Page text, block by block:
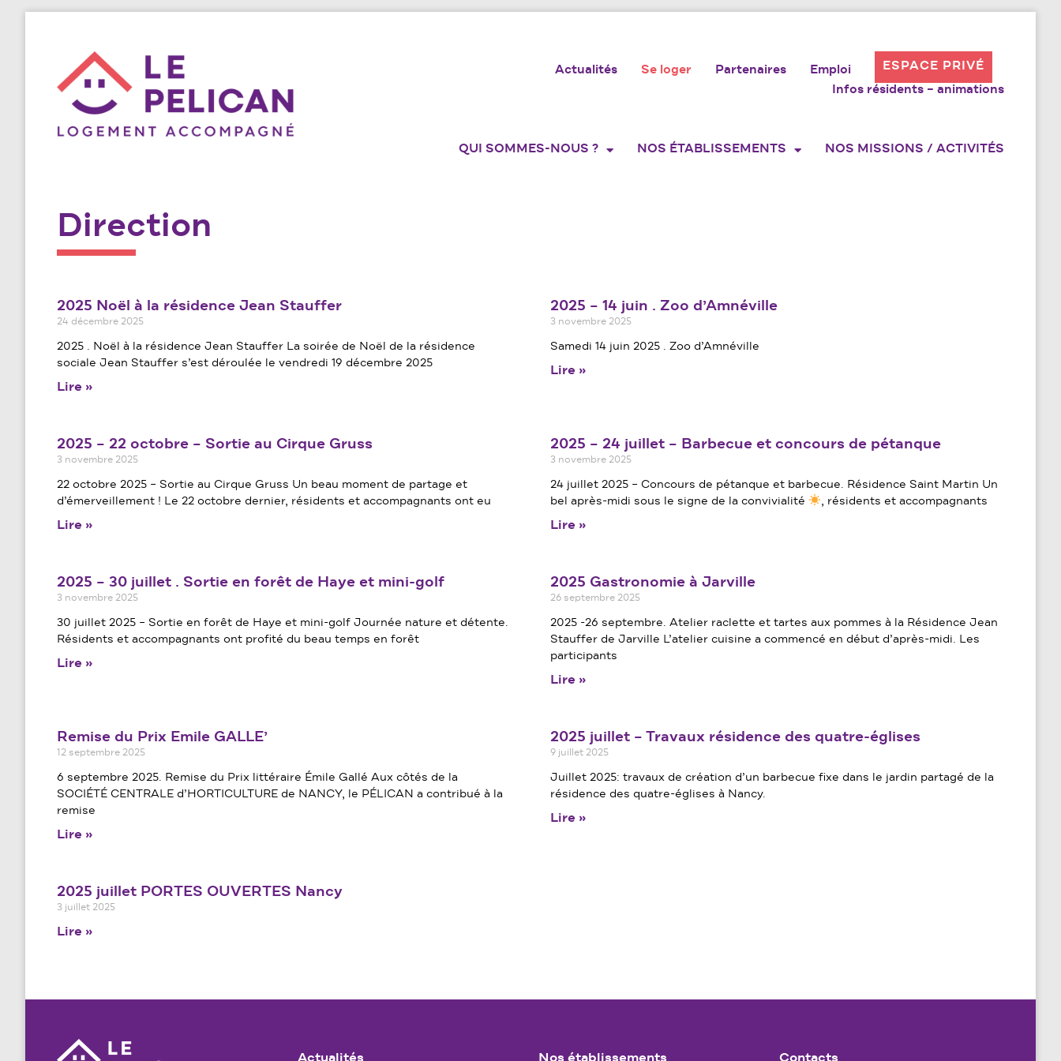
Actualités Se loger Partenaires Emploi
ESPACE PRIVÉ
Infos résidents – animations
QUI SOMMES-NOUS ? NOS ÉTABLISSEMENTS NOS MISSIONS / ACTIVITÉS
Direction
2025 Noël à la résidence Jean Stauffer
24 décembre 2025
2025 . Noël à la résidence Jean Stauffer La soirée de Noël de la résidence
sociale Jean Stauffer s’est déroulée le vendredi 19 décembre 2025
Lire »
2025 – 14 juin . Zoo d’Amnéville
3 novembre 2025
Samedi 14 juin 2025 . Zoo d’Amnéville
Lire »
2025 – 22 octobre – Sortie au Cirque Gruss
3 novembre 2025
22 octobre 2025 – Sortie au Cirque Gruss Un beau moment de partage et
d’émerveillement ! Le 22 octobre dernier, résidents et accompagnants ont eu
Lire »
2025 – 24 juillet – Barbecue et concours de pétanque
3 novembre 2025
24 juillet 2025 – Concours de pétanque et barbecue. Résidence Saint Martin Un
bel après-midi sous le signe de la convivialité
, résidents et accompagnants
Lire »
2025 – 30 juillet . Sortie en forêt de Haye et mini-golf
3 novembre 2025
30 juillet 2025 – Sortie en forêt de Haye et mini-golf Journée nature et détente.
Résidents et accompagnants ont profité du beau temps en forêt
Lire »
2025 Gastronomie à Jarville
26 septembre 2025
2025 -26 septembre. Atelier raclette et tartes aux pommes à la Résidence Jean
Stauffer de Jarville L’atelier cuisine a commencé en début d’après-midi. Les
participants
Lire »
Remise du Prix Emile GALLE’
12 septembre 2025
6 septembre 2025. Remise du Prix littéraire Émile Gallé Aux côtés de la
SOCIÉTÉ CENTRALE d’HORTICULTURE de NANCY, le PÉLICAN a contribué à la
remise
Lire »
2025 juillet – Travaux résidence des quatre-églises
9 juillet 2025
Juillet 2025: travaux de création d’un barbecue fixe dans le jardin partagé de la
résidence des quatre-églises à Nancy.
Lire »
2025 juillet PORTES OUVERTES Nancy
3 juillet 2025
Lire »